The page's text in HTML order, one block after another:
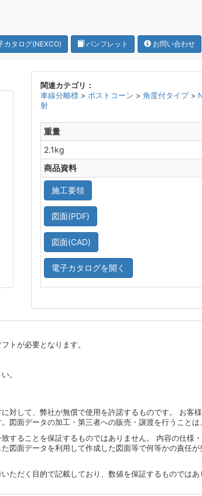
カタログ(NEXCO) パンフレット お問い合わせ
関連カテゴリ：
車線分離標 >ポストコーン >角度付タイプ >
射
重量
2.1kg
商品資料
施工要領
図面(PDF)
図面(CAD)
電子カタログを開く
トが必要となります。
。
対して、弊社が無償で使用を許諾するものです。 お客
図面データの加工・第三者への販売・譲渡を行うことは
することを保証するものではありません。 内容の仕様
図面データを利用して作成した図面等で何等かの責任
ただく目的で記載しており、数値を保証するものではあ